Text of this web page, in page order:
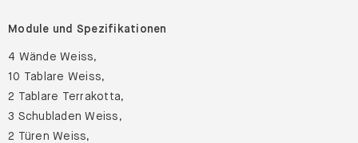
Module und Spezifikationen
4 Wände Weiss,
10 Tablare Weiss,
2 Tablare Terrakotta,
3 Schubladen Weiss,
2 Türen Weiss,